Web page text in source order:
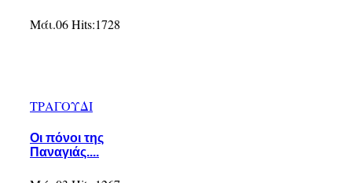
Μάι.06Hits:1728
ΤΡΑΓΟΥΔΙ
Οι πόνοι της
Παναγιάς....